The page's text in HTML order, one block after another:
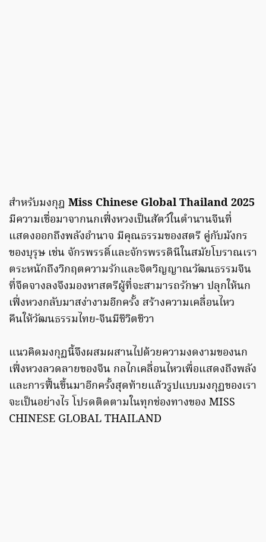
สำหรับมงกุฎ Miss Chinese Global Thailand 2025
มีความเชื่อมาจากนกเฟิ่งหวงเป็นสัตว์ในตำนานจีนที่
แสดงออกถึงพลังอำนาจ มีคุณธรรมของสตรี คู่กับมังกร
ของบุรุษ เช่น จักรพรรดิ์และจักรพรรดินีในสมัยโบราณเรา
ตระหนักถึงวิกฤตความรักและจิตวิญญาณวัฒนธรรมจีน
ที่จืดจางลงจึงมองหาสตรีผู้ที่จะสามารถรักษา ปลุกให้นก
เฟิ่งหวงกลับมาสง่างามอีกครั้ง สร้างความเคลื่อนไหว
คืนให้วัฒนธรรมไทย-จีนมีชีวิตชีวา
แนวคิดมงกุฏนี้จึงผสมผสานไปด้วยความงดงามของนก
เฟิ่งหวงลวดลายของจีน กลไกเคลื่อนไหวเพื่อแสดงถึงพลัง
และการฟื้นขึ้นมาอีกครั้งสุดท้ายแล้วรูปแบบมงกุฏของเรา
จะเป็นอย่างไร โปรดติดตามในทุกช่องทางของ MISS
CHINESE GLOBAL THAILAND